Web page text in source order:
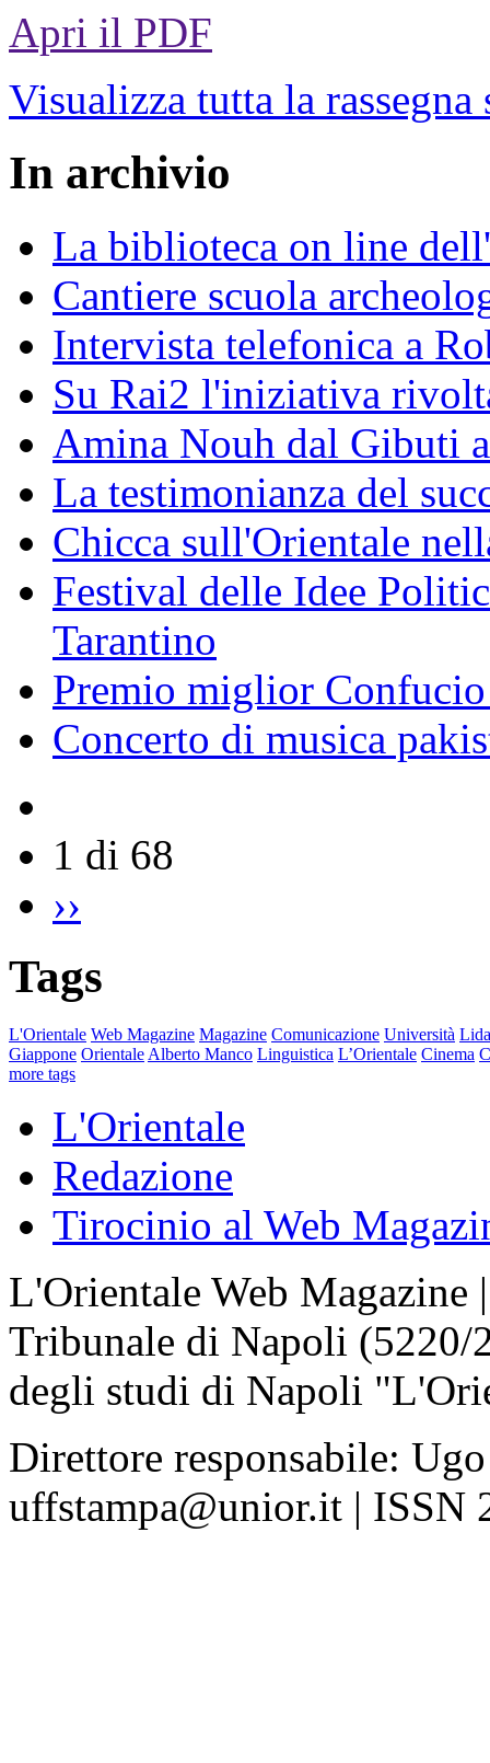
Apri il PDF
Visualizza tutta la rassegna
In archivio
La biblioteca on line
Cantiere scuola
Intervista telefonica a
Su Rai2 l'iniziativa
Amina Nouh dal Gibuti
La testimonianza del
Chicca sull'Orientale
Festival delle Idee
Tarantino
Premio miglior
Concerto di musica
1 di 68
››
Tags
L'Orientale Web Magazine Magazine Comunicazione Università
Giappone Orientale Alberto Manco Linguistica L’Orientale Cinema
more tags
L'Orientale
Redazione
Tirocinio al Web
L'Orientale Web Magazine
Tribunale di Napoli
degli studi di Napoli
Direttore responsabile:
uffstampa@unior.it | ISSN